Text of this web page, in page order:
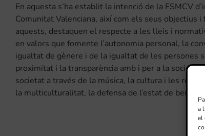
a
el
En aquesta s’ha establit la intenció de la FSMCV
Comunitat Valenciana, així com els seus objectius
aquests, destaquen el respecte a les lleis i
en valors que fomente l’autonomia personal, la
igualtat de gènere i de la igualtat de les persones
proximitat i la transparència amb i per a la
societat a través de la música, la cultura i les
la multiculturalitat, la defensa de l’estat de